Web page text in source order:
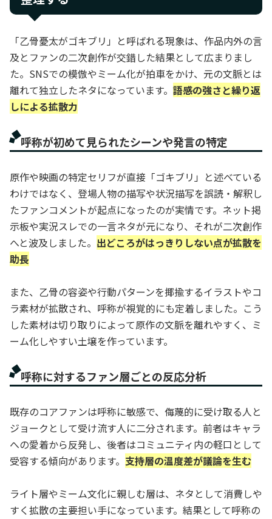
「乙骨憂太がゴキブリ」と呼ばれる現象は、作品内外の言
及とファンの二次創作が交錯した結果として広まりまし
た。SNSでの模倣やミーム化が拍車をかけ、元の文脈とは
離れて独立したネタになっています。 語感の強さと繰り返
しによる拡散力
呼称が初めて見られたシーンや発言の特定
原作や映画の特定セリフが直接「ゴキブリ」と述べている
わけではなく、登場人物の描写や状況描写を誤読・解釈し
たファンコメントが起点になったのが実情です。ネット掲
示板や実況スレでの一言ネタが元になり、それが二次創作
へと波及しました。 出どころがはっきりしない点が拡散を
助長
また、乙骨の容姿や行動パターンを揶揄するイラストやコ
ラ素材が拡散され、呼称が視覚的にも定着しました。こう
した素材は切り取りによって原作の文脈を離れやすく、ミ
ーム化しやすい土壌を作っています。
呼称に対するファン層ごとの反応分析
既存のコアファンは呼称に敏感で、侮蔑的に受け取る人と
ジョークとして受け流す人に二分されます。前者はキャラ
への愛着から反発し、後者はコミュニティ内の軽口として
受容する傾向があります。 支持層の温度差が議論を生む
ライト層やミーム文化に親しむ層は、ネタとして消費しや
すく拡散の主要担い手になっています。結果として呼称の